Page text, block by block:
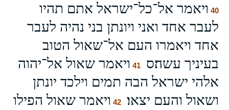
40 ויאמר אל־כל־ישראל אתם תהיו
לעבר אחד ואני ויונתן בני נהיה לעבר
אחד ויאמרו העם אל־שאול הטוב
בעיניך עשה׃ס
41 ויאמר שאול אל־יהוה
אלהי ישראל הבה תמים וילכד יונתן
ושאול והעם יצאו׃
42 ויאמר שאול הפילו